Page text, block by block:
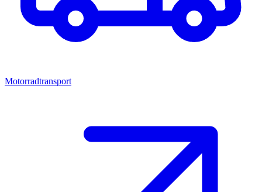
Motorradtransport